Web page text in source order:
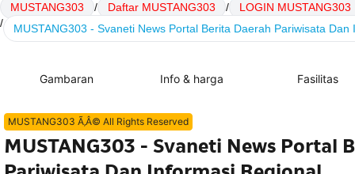
MUSTANG303 / Daftar MUSTANG303 /
LOGIN MUSTANG303
/
MUSTANG303 - Svaneti News Portal Berita Daerah Pariwisata Dan
Gambaran Info & harga Fasilitas
MUSTANG303 Ã‚Â© All Rights Reserved
MUSTANG303 - Svaneti News Portal